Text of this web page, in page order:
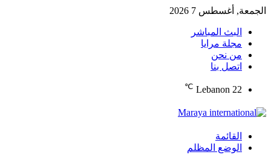
الجمعة, أغسطس 7 2026
البث المباشر
مجلة مرايا
من نحن
اتصل بنا
Lebanon 22
℃
القائمة
الوضع المظلم